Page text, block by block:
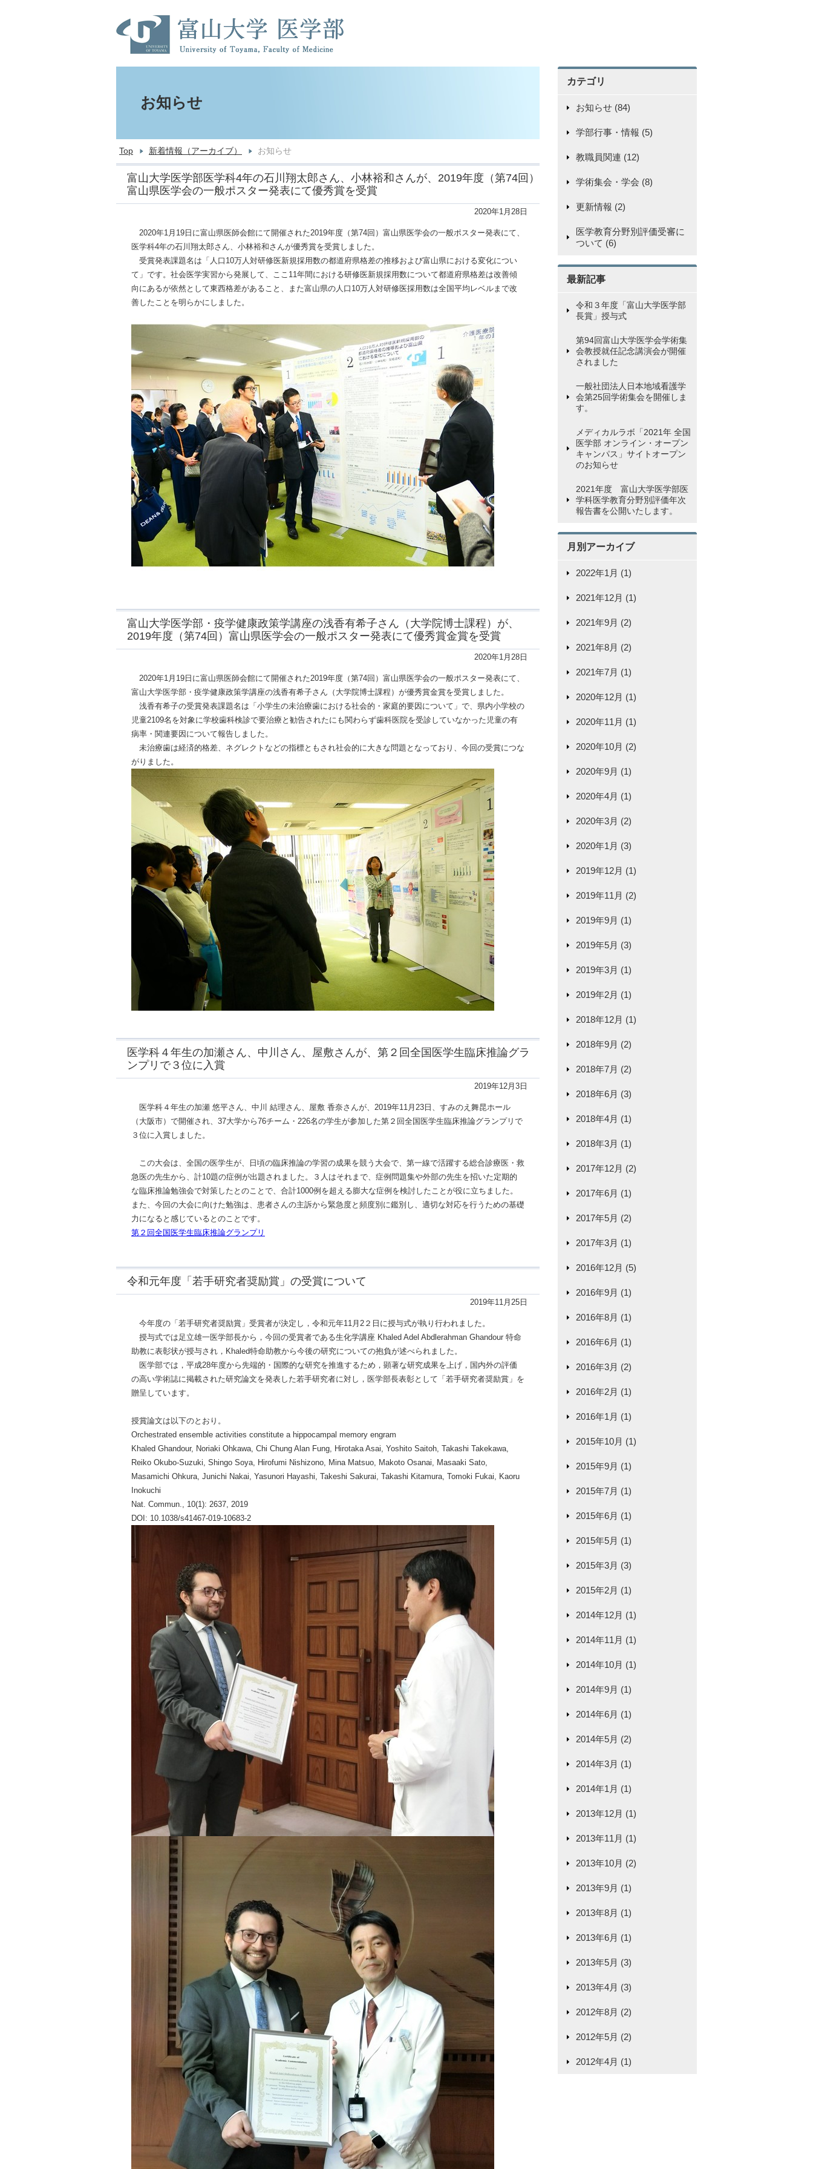
お知らせ
Top 新着情報（アーカイブ） お知らせ
富山大学医学部医学科4年の石川翔太郎さん、小林裕和さんが、2019年度（第74回）
富山県医学会の一般ポスター発表にて優秀賞を受賞
2020年1月28日
2020年1月19日に富山県医師会館にて開催された2019年度（第74回）富山県医学会の一般ポスター発表にて、
医学科4年の石川翔太郎さん、小林裕和さんが優秀賞を受賞しました。
受賞発表課題名は「人口10万人対研修医新規採用数の都道府県格差の推移および富山県における変化につい
て」です。社会医学実習から発展して、ここ11年間における研修医新規採用数について都道府県格差は改善傾
向にあるが依然として東西格差があること、また富山県の人口10万人対研修医採用数は全国平均レベルまで改
善したことを明らかにしました。
富山大学医学部・疫学健康政策学講座の浅香有希子さん（大学院博士課程）が、
2019年度（第74回）富山県医学会の一般ポスター発表にて優秀賞金賞を受賞
2020年1月28日
2020年1月19日に富山県医師会館にて開催された2019年度（第74回）富山県医学会の一般ポスター発表にて、
富山大学医学部・疫学健康政策学講座の浅香有希子さん（大学院博士課程）が優秀賞金賞を受賞しました。
浅香有希子の受賞発表課題名は「小学生の未治療歯における社会的・家庭的要因について」で、県内小学校の
児童2109名を対象に学校歯科検診で要治療と勧告されたにも関わらず歯科医院を受診していなかった児童の有
病率・関連要因について報告しました。
未治療歯は経済的格差、ネグレクトなどの指標ともされ社会的に大きな問題となっており、今回の受賞につな
がりました。
医学科４年生の加瀬さん、中川さん、屋敷さんが、第２回全国医学生臨床推論グラ
ンプリで３位に入賞
2019年12月3日
医学科４年生の加瀬 悠平さん、中川 結理さん、屋敷 香奈さんが、2019年11月23日、すみのえ舞昆ホール
（大阪市）で開催され、37大学から76チーム・226名の学生が参加した第２回全国医学生臨床推論グランプリで
３位に入賞しました。
この大会は、全国の医学生が、日頃の臨床推論の学習の成果を競う大会で、第一線で活躍する総合診療医・救
急医の先生から、計10題の症例が出題されました。３人はそれまで、症例問題集や外部の先生を招いた定期的
な臨床推論勉強会で対策したとのことで、合計1000例を超える膨大な症例を検討したことが役に立ちました。
また、今回の大会に向けた勉強は、患者さんの主訴から緊急度と頻度別に鑑別し、適切な対応を行うための基礎
力になると感じているとのことです。
第２回全国医学生臨床推論グランプリ
令和元年度「若手研究者奨励賞」の受賞について
2019年11月25日
今年度の「若手研究者奨励賞」受賞者が決定し，令和元年11月2２日に授与式が執り行われました。
授与式では足立雄一医学部長から，今回の受賞者である生化学講座 Khaled Adel Abdlerahman Ghandour 特命
助教に表彰状が授与され，Khaled特命助教から今後の研究についての抱負が述べられました。
医学部では，平成28年度から先端的・国際的な研究を推進するため，顕著な研究成果を上げ，国内外の評価
の高い学術誌に掲載された研究論文を発表した若手研究者に対し，医学部長表彰として「若手研究者奨励賞」を
贈呈しています。
授賞論文は以下のとおり。
Orchestrated ensemble activities constitute a hippocampal memory engram
Khaled Ghandour, Noriaki Ohkawa, Chi Chung Alan Fung, Hirotaka Asai, Yoshito Saitoh, Takashi Takekawa,
Reiko Okubo-Suzuki, Shingo Soya, Hirofumi Nishizono, Mina Matsuo, Makoto Osanai, Masaaki Sato,
Masamichi Ohkura, Junichi Nakai, Yasunori Hayashi, Takeshi Sakurai, Takashi Kitamura, Tomoki Fukai, Kaoru
Inokuchi
Nat. Commun., 10(1): 2637, 2019
DOI: 10.1038/s41467-019-10683-2
カテゴリ
お知らせ (84)
学部行事・情報 (5)
教職員関連 (12)
学術集会・学会 (8)
更新情報 (2)
医学教育分野別評価受審に
ついて (6)
最新記事
令和３年度「富山大学医学部
長賞」授与式
第94回富山大学医学会学術集
会教授就任記念講演会が開催
されました
一般社団法人日本地域看護学
会第25回学術集会を開催しま
す。
メディカルラボ「2021年 全国
医学部 オンライン・オープン
キャンパス」サイトオープン
のお知らせ
2021年度 富山大学医学部医
学科医学教育分野別評価年次
報告書を公開いたします。
月別アーカイブ
2022年1月 (1)
2021年12月 (1)
2021年9月 (2)
2021年8月 (2)
2021年7月 (1)
2020年12月 (1)
2020年11月 (1)
2020年10月 (2)
2020年9月 (1)
2020年4月 (1)
2020年3月 (2)
2020年1月 (3)
2019年12月 (1)
2019年11月 (2)
2019年9月 (1)
2019年5月 (3)
2019年3月 (1)
2019年2月 (1)
2018年12月 (1)
2018年9月 (2)
2018年7月 (2)
2018年6月 (3)
2018年4月 (1)
2018年3月 (1)
2017年12月 (2)
2017年6月 (1)
2017年5月 (2)
2017年3月 (1)
2016年12月 (5)
2016年9月 (1)
2016年8月 (1)
2016年6月 (1)
2016年3月 (2)
2016年2月 (1)
2016年1月 (1)
2015年10月 (1)
2015年9月 (1)
2015年7月 (1)
2015年6月 (1)
2015年5月 (1)
2015年3月 (3)
2015年2月 (1)
2014年12月 (1)
2014年11月 (1)
2014年10月 (1)
2014年9月 (1)
2014年6月 (1)
2014年5月 (2)
2014年3月 (1)
2014年1月 (1)
2013年12月 (1)
2013年11月 (1)
2013年10月 (2)
2013年9月 (1)
2013年8月 (1)
2013年6月 (1)
2013年5月 (3)
2013年4月 (3)
2012年8月 (2)
2012年5月 (2)
2012年4月 (1)